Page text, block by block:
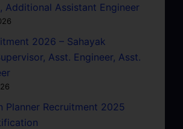
Additional Assistant Engineer
2026 – Sahayak
Asst. Engineer, Asst.
Planner Recruitment 2025